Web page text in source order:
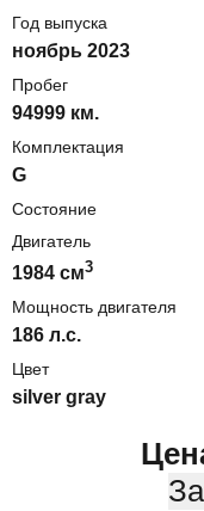
Год выпуска
ноябрь 2023
Пробег
94999 км.
Комплектация
G
Состояние
Двигатель
1984 cм3
Мощность двигателя
186 л.с.
Цвет
silver gray